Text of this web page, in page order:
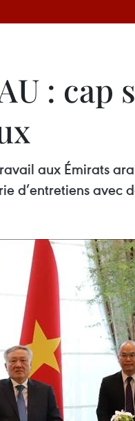
:
aux Émirats
d’entretiens avec